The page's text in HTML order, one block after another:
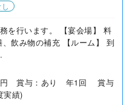
を行います。 【宴会場】 料
飲み物の補充 【ルーム】 到
円 賞与：あり 年1回 賞与
実績)